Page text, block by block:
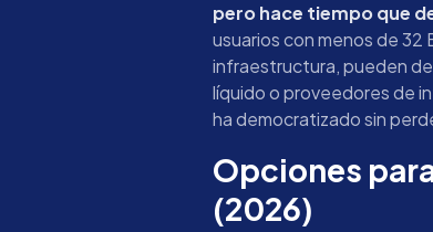
pero hace tiempo que
usuarios con menos de
infraestructura, pueden
líquido o proveedores de
ha democratizado sin
Opciones
(2026)